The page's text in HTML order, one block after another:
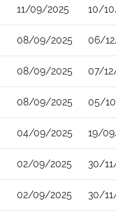
11/09/2025 10/
08/09/2025 06/
08/09/2025 07/
08/09/2025 05/
04/09/2025 19/
02/09/2025 30/
02/09/2025 30/